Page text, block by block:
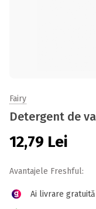
Fairy
Detergent de
12,79 Lei
Avantajele Freshful:
Ai livrare